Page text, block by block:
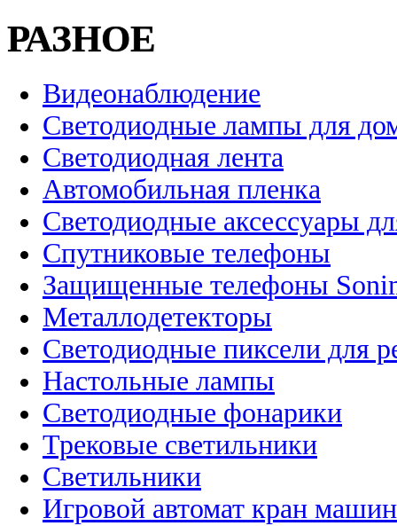
РАЗНОЕ
Видеонаблюдение
Светодиодные лампы для
Светодиодная лента
Автомобильная пленка
Светодиодные аксессуары
Спутниковые телефоны
Защищенные телефоны
Металлодетекторы
Светодиодные пиксели для
Настольные лампы
Светодиодные фонарики
Трековые светильники
Светильники
Игровой автомат кран